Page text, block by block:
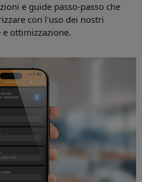
e guide passo-passo che
con l'uso dei nostri
ottimizzazione.